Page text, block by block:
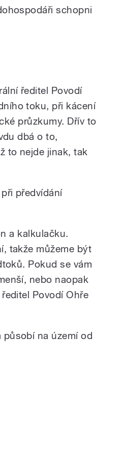
schopni
ředitel Povodí
toku, při kácení
průzkumy. Dřív to
dbá o to,
to nejde jinak, tak
předvídání
a kalkulačku.
takže můžeme být
Pokud se vám
nebo naopak
Povodí Ohře
působí na území od